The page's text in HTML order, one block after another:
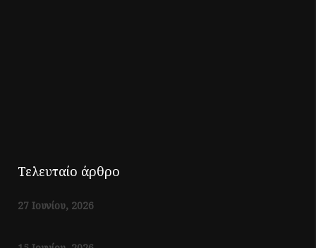
Τελευταίο άρθρο
27 Ιουνίου, 2026